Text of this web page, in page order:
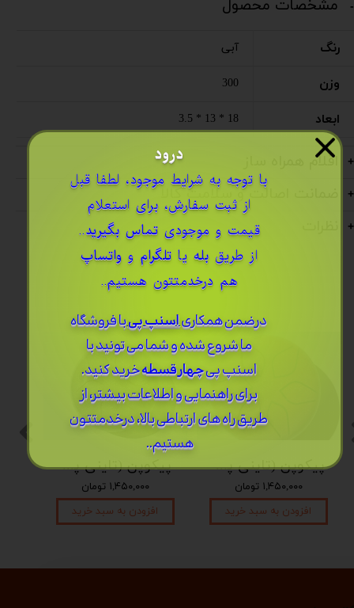
مشخصات محصول
رنگ آبی
وزن 300
ابعاد 18 * 13 * 3.5
اقلام همراه ساز
ضمانت اصالت و سلامت کالا
پیکوپن (تاینی پن) 6 نت برند دلکو
۱,۴۵۰,۰۰۰ تومان
افزودن به سبد خرید
پیکوپن (تاینی پن) 6 نت برند دلکو
۱,۴۵۰,۰۰۰ تومان
افزودن به سبد خرید
درود
​با توجه به شرایط موجود، لطفا قبل
از ثبت سفارش، برای استعلام
قیمت و موجودی تماس بگیرید..
از طریق بله یا تلگرام و واتساپ
هم درخدمتتون هستیم..
درضمن ​همکاریاسنپ پیبا فروشگاه
ما شروع شده و شما می تونید با
اسنپ پیچهار قسطهخرید کنید.
برای راهنمایی و اطلاعات بیشتر، از
طریق راه های ارتباطی بالا، درخدمتتون
هستیم..